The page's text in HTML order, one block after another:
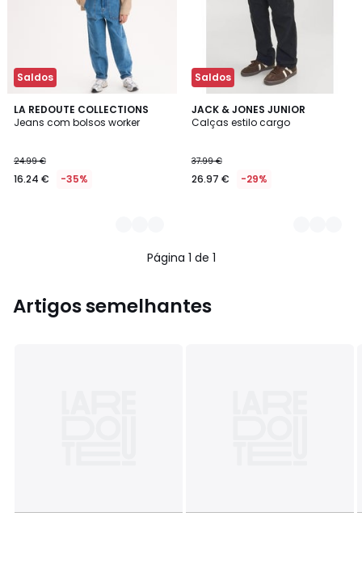
Saldos
LA REDOUTE COLLECTIONS
Jeans com bolsos worker
24.99 €
16.24 € -35%
2
Cores
Saldos
JACK & JONES JUNIOR
Calças estilo cargo
37.99 €
26.97 € -29%
2
Cores
Página 1 de 1
Artigos semelhantes